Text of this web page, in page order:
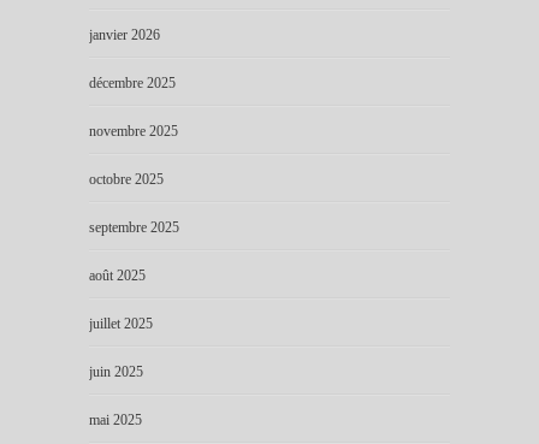
janvier 2026
décembre 2025
novembre 2025
octobre 2025
septembre 2025
août 2025
juillet 2025
juin 2025
mai 2025